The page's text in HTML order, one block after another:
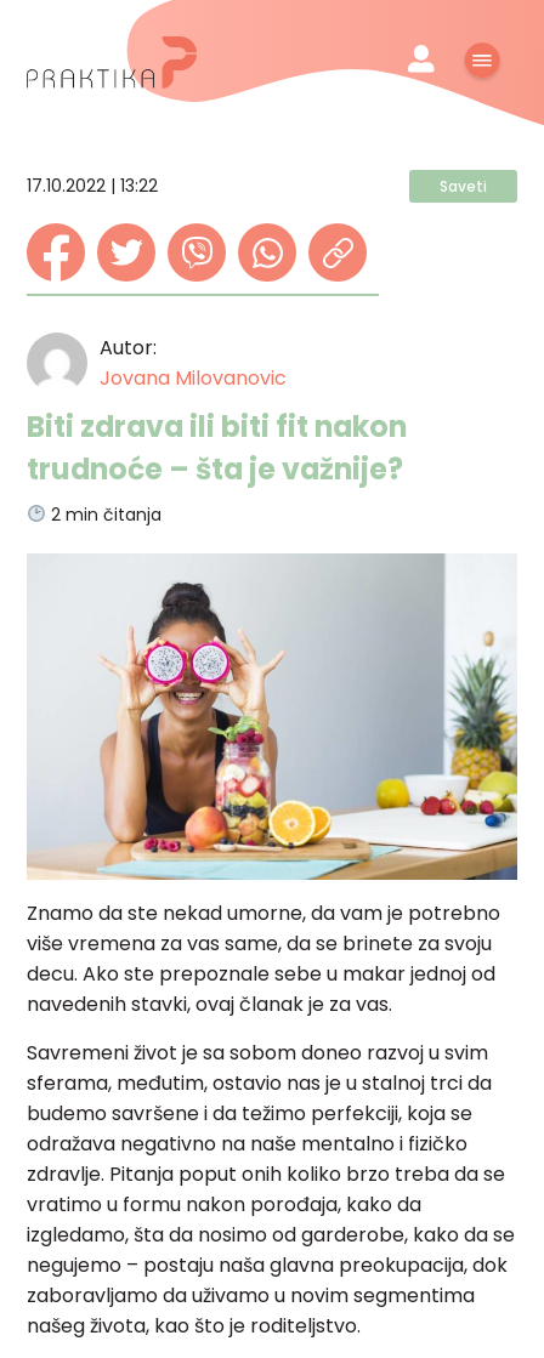
17.10.2022 | 13:22 Saveti
Autor:
Jovana Milovanovic
Biti zdrava ili biti fit nakon
trudnoće – šta je važnije?
2 min čitanja
Znamo da ste nekad umorne, da vam je potrebno
više vremena za vas same, da se brinete za svoju
decu. Ako ste prepoznale sebe u makar jednoj od
navedenih stavki, ovaj članak je za vas.
Savremeni život je sa sobom doneo razvoj u svim
sferama, međutim, ostavio nas je u stalnoj trci da
budemo savršene i da težimo perfekciji, koja se
odražava negativno na naše mentalno i fizičko
zdravlje. Pitanja poput onih koliko brzo treba da se
vratimo u formu nakon porođaja, kako da
izgledamo, šta da nosimo od garderobe, kako da se
negujemo – postaju naša glavna preokupacija, dok
zaboravljamo da uživamo u novim segmentima
našeg života, kao što je roditeljstvo.